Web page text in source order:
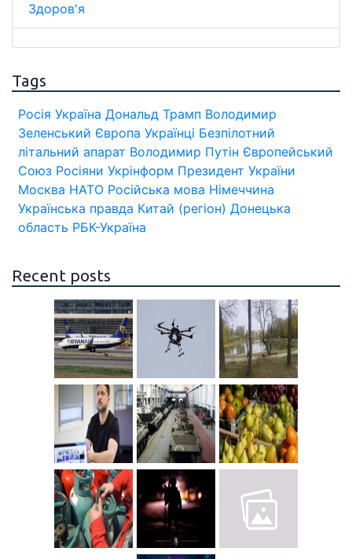
Здоров'я
Tags
Росія Україна Дональд Трамп Володимир
Зеленський Європа Українці Безпілотний
літальний апарат Володимир Путін Європейський
Союз Росіяни Укрінформ Президент України
Москва НАТО Російська мова Німеччина
Українська правда Китай (регіон) Донецька
область РБК-Україна
Recent posts